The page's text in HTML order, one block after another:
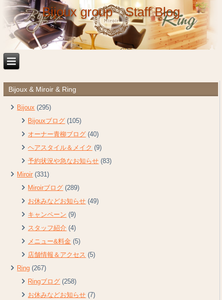
Bijoux group Staff Blog
Bijoux & Miroir & Ring
Bijoux (295)
Bijouxブログ (105)
オーナー青柳ブログ (40)
ヘアスタイル＆メイク (9)
予約状況や急なお知らせ (83)
Miroir (331)
Miroirブログ (289)
お休みなどお知らせ (49)
キャンペーン (9)
スタッフ紹介 (4)
メニュー&料金 (5)
店舗情報＆アクセス (5)
Ring (267)
Ringブログ (258)
お休みなどお知らせ (7)